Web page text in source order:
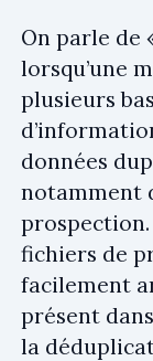
On parle de
lorsqu’une
plusieurs
données
notamment
fichiers de
facilement
présent
la